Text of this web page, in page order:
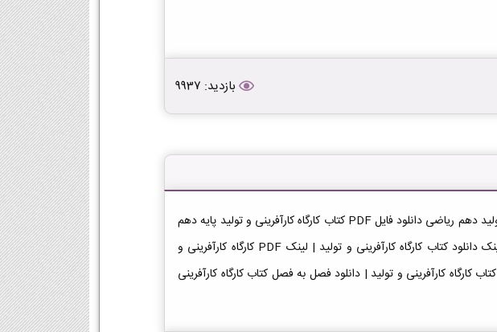
بازدید: 9937
دانلود کتاب کارگاه کارآفرینی و تولید دهم ریاضی دانلود فایل PDF کتاب کارگاه کارآفرینی و تولید پایه دهم
رشته ریاضی [دانلود PDF] | لینک دانلود کتاب کارگاه کارآفرینی و تولید | لینک PDF کارگاه کارآفرینی و
تولید در پایه دهم دانلود PDF کتاب کارگاه کارآفرینی و تولید | دانلود فصل به فصل کتاب کارگاه کارآفرینی